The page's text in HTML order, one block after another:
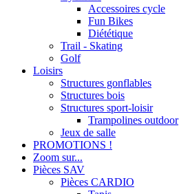
Accessoires cycle
Fun Bikes
Diététique
Trail - Skating
Golf
Loisirs
Structures gonflables
Structures bois
Structures sport-loisir
Trampolines outdoor
Jeux de salle
PROMOTIONS !
Zoom sur...
Pièces SAV
Pièces CARDIO